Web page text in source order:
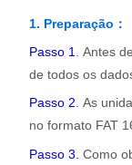
1. Preparação：
Passo 1
. Antes
de todos os
Passo 2. As
no formato FAT
Passo 3. Como